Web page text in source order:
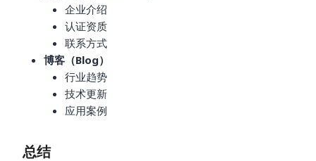
企业介绍
认证资质
联系方式
博客（Blog）
行业趋势
技术更新
应用案例
总结